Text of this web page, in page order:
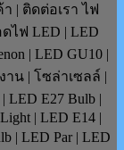
| ติดต่อเรา ไฟ
ไฟ LED | LED
| LED GU10 |
าน | โซล่าเซลล์ |
LED E27 Bulb |
| LED E14 |
| LED Par | LED